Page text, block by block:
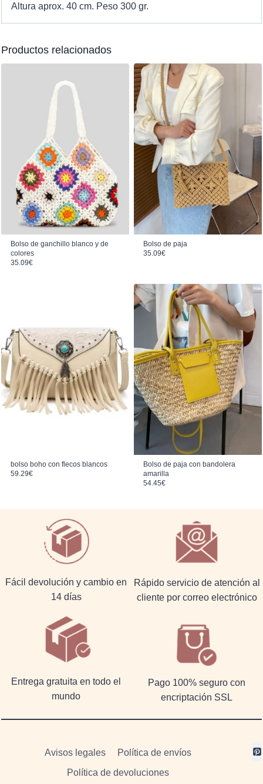
Altura aprox. 40 cm. Peso 300 gr.
Productos relacionados
Bolso de ganchillo blanco y de
colores
35.09€
Bolso de paja
35.09€
bolso boho con flecos blancos
59.29€
Bolso de paja con bandolera
amarilla
54.45€
Fácil devolución y cambio en
14 días
Rápido servicio de atención al
cliente por correo electrónico
Entrega gratuita en todo el
mundo
Pago 100% seguro con
encriptación SSL
Avisos legales Política de envíos
Política de devoluciones